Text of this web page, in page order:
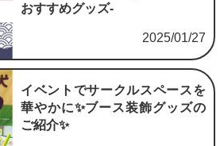
おすすめグッズ-
2025/01/27
イベントでサークルスペースを
華やかに✨ブース装飾グッズの
ご紹介✨